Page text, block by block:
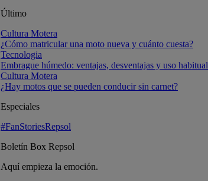
Último
Cultura Motera
¿Cómo matricular una moto nueva y cuánto cuesta?
Tecnologia
Embrague húmedo: ventajas, desventajas y uso habitual
Cultura Motera
¿Hay motos que se pueden conducir sin carnet?
Especiales
#FanStoriesRepsol
Boletín Box Repsol
Aquí empieza la emoción.